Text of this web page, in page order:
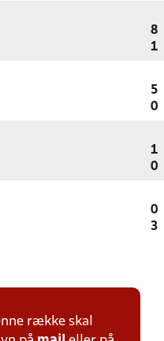
8
1
5
0
1
0
0
3
række skal